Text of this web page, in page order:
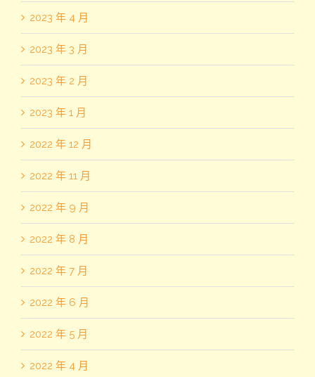
2023 年 4 月
2023 年 3 月
2023 年 2 月
2023 年 1 月
2022 年 12 月
2022 年 11 月
2022 年 9 月
2022 年 8 月
2022 年 7 月
2022 年 6 月
2022 年 5 月
2022 年 4 月